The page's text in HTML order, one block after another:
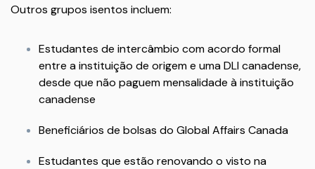
Outros grupos isentos incluem:
Estudantes de intercâmbio com acordo formal
entre a instituição de origem e uma DLI canadense,
desde que não paguem mensalidade à instituição
canadense
Beneficiários de bolsas do Global Affairs Canada
Estudantes que estão renovando o visto na